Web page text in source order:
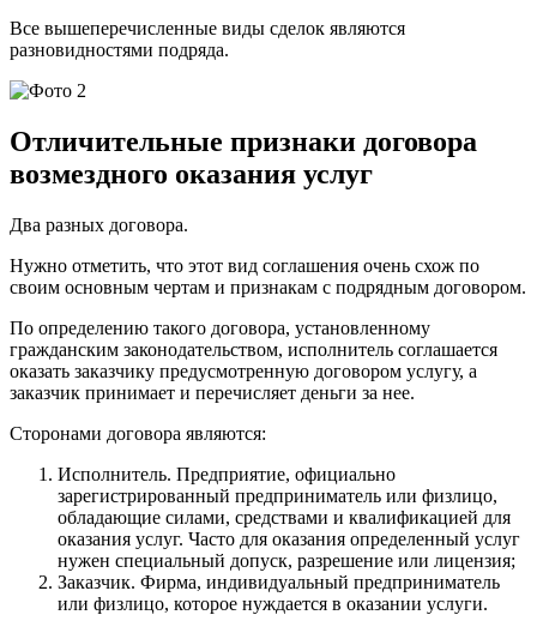
Все вышеперечисленные виды сделок являются
разновидностями подряда.
Отличительные признаки договора
возмездного оказания услуг
Два разных договора.
Нужно отметить, что этот вид соглашения очень схож по
своим основным чертам и признакам с подрядным договором.
По определению такого договора, установленному
гражданским законодательством, исполнитель соглашается
оказать заказчику предусмотренную договором услугу, а
заказчик принимает и перечисляет деньги за нее.
Сторонами договора являются:
Исполнитель. Предприятие, официально
зарегистрированный предприниматель или физлицо,
обладающие силами, средствами и квалификацией для
оказания услуг. Часто для оказания определенный услуг
нужен специальный допуск, разрешение или лицензия;
Заказчик. Фирма, индивидуальный предприниматель
или физлицо, которое нуждается в оказании услуги.